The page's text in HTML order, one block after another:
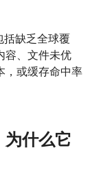
缺乏全球覆
容、文件未优
，或缓存命中率
什么它